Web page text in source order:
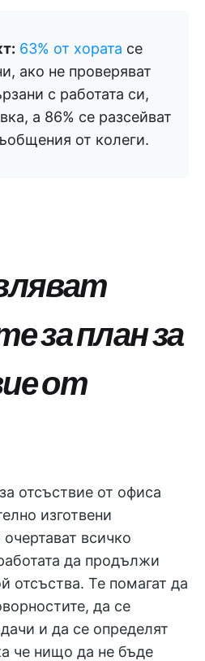
63% от хората се
ако не проверяват
с работата си,
а 86% се разсейват
от колеги.
за план за
от
отсъствие от офиса
изготвени
всичко
да продължи
отсъства. Те помагат да
да се
и да се определят
че нищо да не бъде